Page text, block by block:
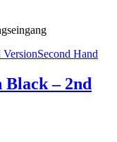
Second Hand
– 2nd